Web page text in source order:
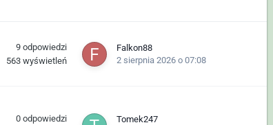
9 odpowiedzi
563 wyświetleń
Falkon88
2 sierpnia 2026 o 07:08
0 odpowiedzi
Tomek247